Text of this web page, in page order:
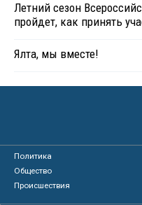
Летний сезон
пройдет, как принять
Ялта, мы вместе!
Политика
Общество
Происшествия